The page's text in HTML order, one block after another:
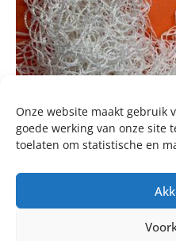
Onze website maakt gebruik
goede werking van onze site
toelaten om statistische en